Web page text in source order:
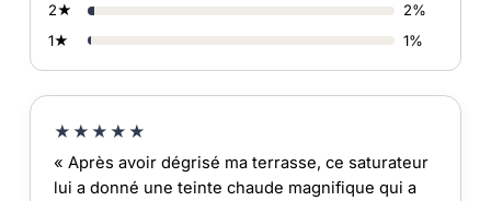
2★
2%
1★
1%
★★★★★
« Après avoir dégrisé ma terrasse, ce saturateur
lui a donné une teinte chaude magnifique qui a